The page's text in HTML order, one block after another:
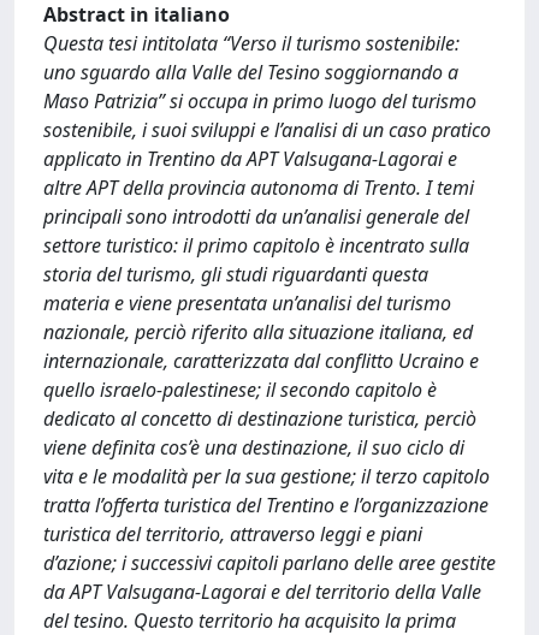
Abstract in italiano
Questa tesi intitolata “Verso il turismo sostenibile:
uno sguardo alla Valle del Tesino soggiornando a
Maso Patrizia” si occupa in primo luogo del turismo
sostenibile, i suoi sviluppi e l’analisi di un caso pratico
applicato in Trentino da APT Valsugana-Lagorai e
altre APT della provincia autonoma di Trento. I temi
principali sono introdotti da un’analisi generale del
settore turistico: il primo capitolo è incentrato sulla
storia del turismo, gli studi riguardanti questa
materia e viene presentata un’analisi del turismo
nazionale, perciò riferito alla situazione italiana, ed
internazionale, caratterizzata dal conflitto Ucraino e
quello israelo-palestinese; il secondo capitolo è
dedicato al concetto di destinazione turistica, perciò
viene definita cos’è una destinazione, il suo ciclo di
vita e le modalità per la sua gestione; il terzo capitolo
tratta l’offerta turistica del Trentino e l’organizzazione
turistica del territorio, attraverso leggi e piani
d’azione; i successivi capitoli parlano delle aree gestite
da APT Valsugana-Lagorai e del territorio della Valle
del tesino. Questo territorio ha acquisito la prima